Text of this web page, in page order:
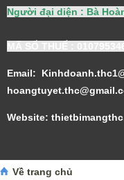
Người đại diện : Bà
MÃ SỐ THUẾ :
Email:
Website:
Về trang chủ